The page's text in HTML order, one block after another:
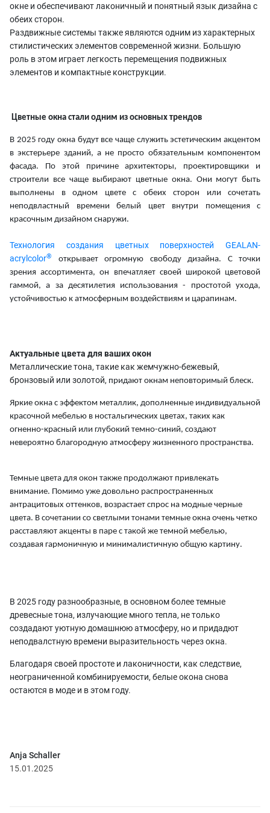
окне и обеспечивают лаконичный и понятный язык дизайна с
обеих сторон.
Раздвижные системы также являются одним из характерных
стилистических элементов современной жизни. Большую
роль в этом играет легкость перемещения подвижных
элементов и компактные конструкции.
Цветные окна стали одним из основных трендов
В 2025 году окна будут все чаще служить эстетическим акцентом
в экстерьере зданий, а не просто обязательным компонентом
фасада. По этой причине архитекторы, проектировщики и
строители все чаще выбирают цветные окна. Они могут быть
выполнены в одном цвете с обеих сторон или сочетать
неподвластный времени белый цвет внутри помещения с
красочным дизайном снаружи.
Технология создания цветных поверхностей GEALAN-
acrylcolor®
открывает огромную свободу дизайна. С точки
зрения ассортимента, он впечатляет своей широкой цветовой
гаммой, а за десятилетия использования - простотой ухода,
устойчивостью к атмосферным воздействиям и царапинам.
Актуальные цвета для ваших окон
Металлические тона, такие как жемчужно-бежевый,
бронзовый или золотой, придают окнам неповторимый блеск.
Яркие окна с эффектом металлик, дополненные индивидуальной
красочной мебелью в ностальгических цветах, таких как
огненно-красный или глубокий темно-синий, создают
невероятно благородную атмосферу жизненного пространства.
Темные цвета для окон также продолжают привлекать
внимание. Помимо уже довольно распространенных
антрацитовых оттенков, возрастает спрос на модные черные
цвета. В сочетании со светлыми тонами темные окна очень четко
расставляют акценты в паре с такой же темной мебелью,
создавая гармоничную и минималистичную общую картину.
В 2025 году разнообразные, в основном более темные
древесные тона, излучающие много тепла, не только
создадают уютную домашнюю атмосферу, но и придадют
неподвалстную времени выразительность через окна.
Благодаря своей простоте и лаконичности, как следствие,
неограниченной комбинируемости, белые окона снова
остаются в моде и в этом году.
Anja Schaller
15.01.2025